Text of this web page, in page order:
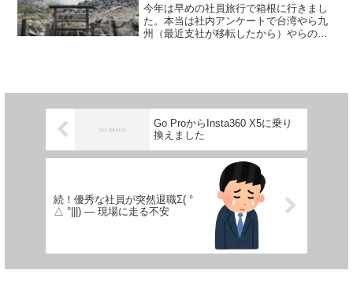
今年は早めの社員旅行で箱根に行きまし
た。本当は社内アンケートで台湾やら九
州（最近支社が移転したから）やらのは
Go ProからInsta360 X5に乗り
換えました
続！優秀な社員が突然退職Σ( °
△ °|||) ― 現場に走る不安